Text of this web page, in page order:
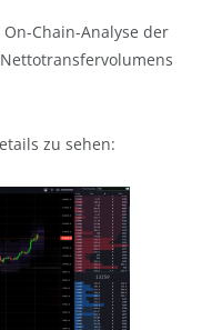
Chain-Analyse der
zu sehen: